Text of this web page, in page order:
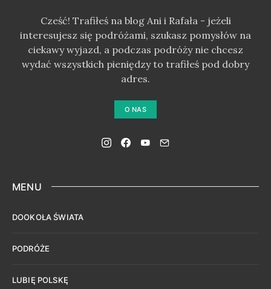
Cześć! Trafiłeś na blog Ani i Rafała - jeżeli
interesujesz się podróżami, szukasz pomysłów na
ciekawy wyjazd, a podczas podróży nie chcesz
wydać wszystkich pieniędzy to trafiłeś pod dobry
adres.
O NAS
MENU
DOOKOŁA ŚWIATA
PODRÓŻE
LUBIĘ POLSKĘ